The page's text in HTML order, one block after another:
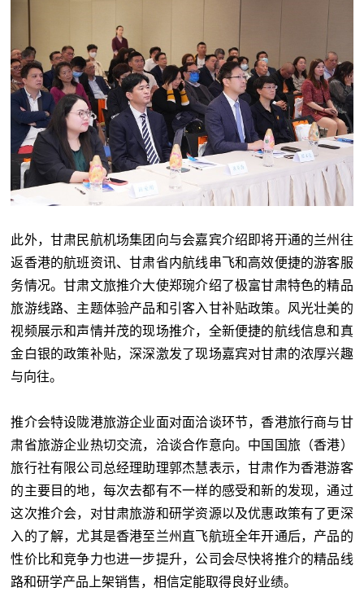
此外，甘肃民航机场集团向与会嘉宾介绍即将开通的兰州往
返香港的航班资讯、甘肃省内航线串飞和高效便捷的游客服
务情况。甘肃文旅推介大使郑琬介绍了极富甘肃特色的精品
旅游线路、主题体验产品和引客入甘补贴政策。风光壮美的
视频展示和声情并茂的现场推介，全新便捷的航线信息和真
金白银的政策补贴，深深激发了现场嘉宾对甘肃的浓厚兴趣
与向往。
推介会特设陇港旅游企业面对面洽谈环节，香港旅行商与甘
肃省旅游企业热切交流，洽谈合作意向。中国国旅（香港）
旅行社有限公司总经理助理郭杰慧表示，甘肃作为香港游客
的主要目的地，每次去都有不一样的感受和新的发现，通过
这次推介会，对甘肃旅游和研学资源以及优惠政策有了更深
入的了解，尤其是香港至兰州直飞航班全年开通后，产品的
性价比和竞争力也进一步提升，公司会尽快将推介的精品线
路和研学产品上架销售，相信定能取得良好业绩。